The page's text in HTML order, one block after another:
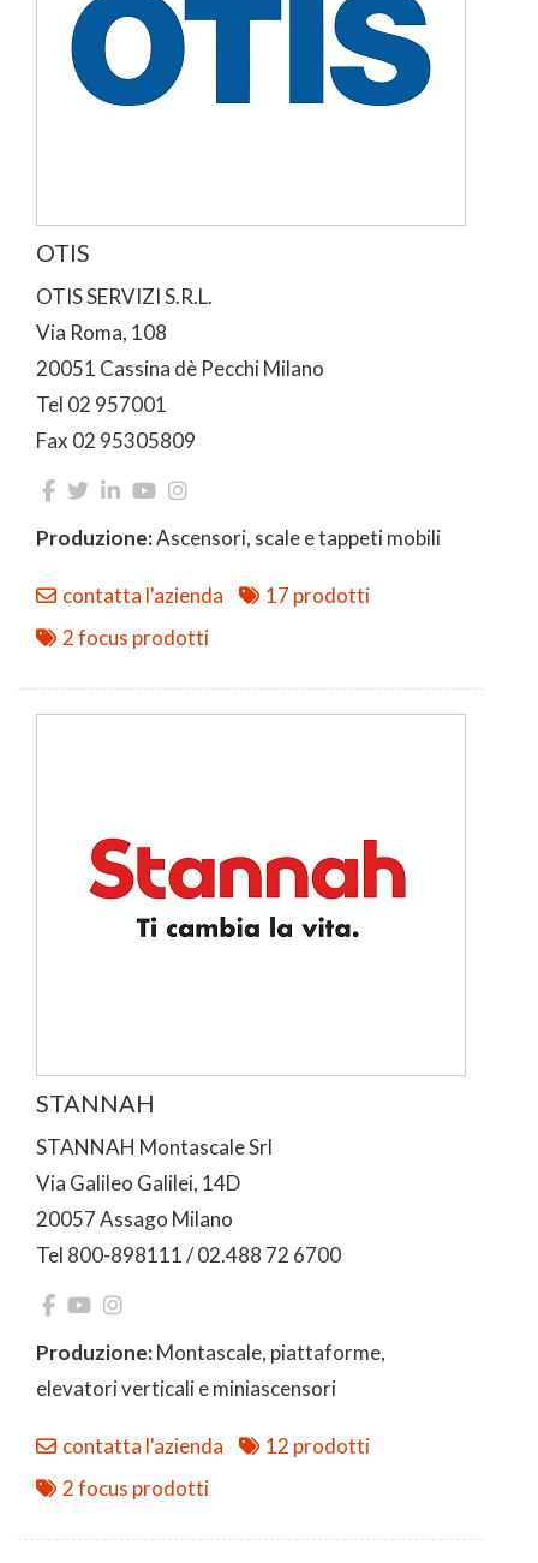
OTIS
OTIS SERVIZI S.R.L.
Via Roma, 108
20051 Cassina dè Pecchi Milano
Tel 02 957001
Fax 02 95305809
Produzione:Ascensori, scale e tappeti mobili
contatta l'azienda
17 prodotti
2 focus prodotti
STANNAH
STANNAH Montascale Srl
Via Galileo Galilei, 14D
20057 Assago Milano
Tel 800-898111 / 02.488 72 6700
Produzione:Montascale, piattaforme,
elevatori verticali e miniascensori
contatta l'azienda
12 prodotti
2 focus prodotti